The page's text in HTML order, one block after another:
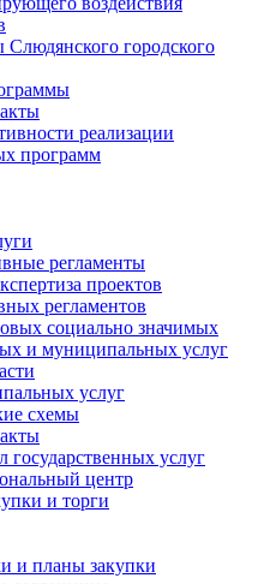
городского
реализации
программ
регламенты
проектов
регламентов
социально значимых
и муниципальных услуг
услуг
схемы
государственных услуг
центр
и торги
и планы закупки